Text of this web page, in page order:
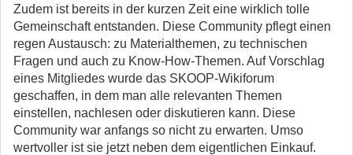
Zudem ist bereits in der kurzen Zeit eine wirklich tolle
Gemeinschaft entstanden. Diese Community pflegt einen
regen Austausch: zu Materialthemen, zu technischen
Fragen und auch zu Know-How-Themen. Auf Vorschlag
eines Mitgliedes wurde das SKOOP-Wikiforum
geschaffen, in dem man alle relevanten Themen
einstellen, nachlesen oder diskutieren kann. Diese
Community war anfangs so nicht zu erwarten. Umso
wertvoller ist sie jetzt neben dem eigentlichen Einkauf.